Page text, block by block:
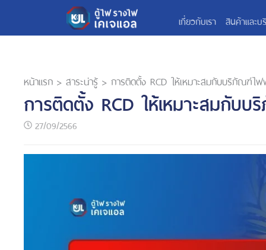
เกี่ยวกับเรา สินค้าและบ
หน้าแรก > สาระน่ารู้ > การติดตั้ง RCD ให้เหมาะสมกับบริภัณฑ์ไ
การติดตั้ง RCD ให้เหมาะสมกับ
27/09/2566